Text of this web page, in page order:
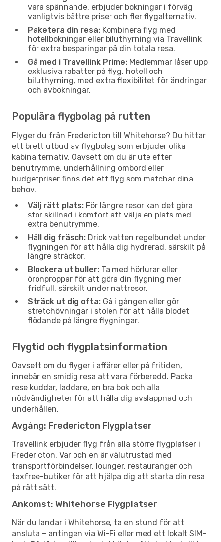
vara spännande, erbjuder bokningar i förväg
vanligtvis bättre priser och fler flygalternativ.
Paketera din resa: Kombinera flyg med
hotellbokningar eller biluthyrning via Travellink
för extra besparingar på din totala resa.
Gå med i Travellink Prime: Medlemmar låser upp
exklusiva rabatter på flyg, hotell och
biluthyrning, med extra flexibilitet för ändringar
och avbokningar.
Populära flygbolag på rutten
Flyger du från Fredericton till Whitehorse? Du hittar
ett brett utbud av flygbolag som erbjuder olika
kabinalternativ. Oavsett om du är ute efter
benutrymme, underhållning ombord eller
budgetpriser finns det ett flyg som matchar dina
behov.
Välj rätt plats: För längre resor kan det göra
stor skillnad i komfort att välja en plats med
extra benutrymme.
Håll dig fräsch: Drick vatten regelbundet under
flygningen för att hålla dig hydrerad, särskilt på
längre sträckor.
Blockera ut buller: Ta med hörlurar eller
öronproppar för att göra din flygning mer
fridfull, särskilt under nattresor.
Sträck ut dig ofta: Gå i gången eller gör
stretchövningar i stolen för att hålla blodet
flödande på längre flygningar.
Flygtid och flygplatsinformation
Oavsett om du flyger i affärer eller på fritiden,
innebär en smidig resa att vara förberedd. Packa
rese kuddar, laddare, en bra bok och alla
nödvändigheter för att hålla dig avslappnad och
underhållen.
Avgång: Fredericton Flygplatser
Travellink erbjuder flyg från alla större flygplatser i
Fredericton. Var och en är välutrustad med
transportförbindelser, lounger, restauranger och
taxfree-butiker för att hjälpa dig att starta din resa
på rätt sätt.
Ankomst: Whitehorse Flygplatser
När du landar i Whitehorse, ta en stund för att
ansluta – antingen via Wi-Fi eller med ett lokalt SIM-